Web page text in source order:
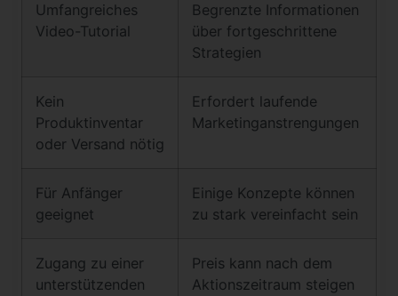
Umfangreiches
Video-Tutorial
Begrenzte Informationen
über fortgeschrittene
Strategien
Kein
Produktinventar
oder Versand nötig
Erfordert laufende
Marketinganstrengungen
Für Anfänger
geeignet
Einige Konzepte können
zu stark vereinfacht sein
Zugang zu einer
unterstützenden
Preis kann nach dem
Aktionszeitraum steigen